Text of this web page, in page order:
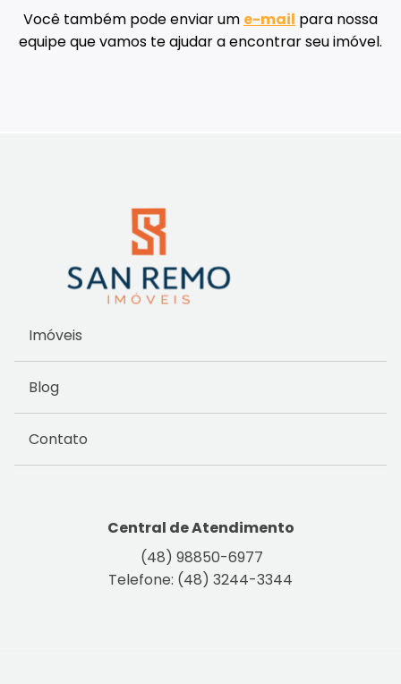
Você também pode enviar um e-mail para nossa
equipe que vamos te ajudar a encontrar seu imóvel.
Imóveis
Blog
Contato
Central de Atendimento
(48) 98850-6977
Telefone: (48) 3244-3344